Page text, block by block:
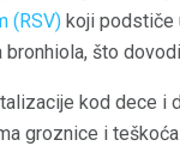
(RSV) koji podstiče
što
kod dece i
groznice i